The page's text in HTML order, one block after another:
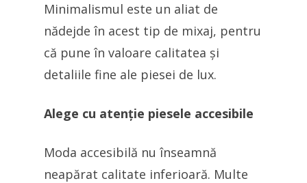
Minimalismul este un aliat de
nădejde în acest tip de mixaj, pentru
că pune în valoare calitatea și
detaliile fine ale piesei de lux.
Alege cu atenție piesele accesibile
Moda accesibilă nu înseamnă
neapărat calitate inferioară. Multe